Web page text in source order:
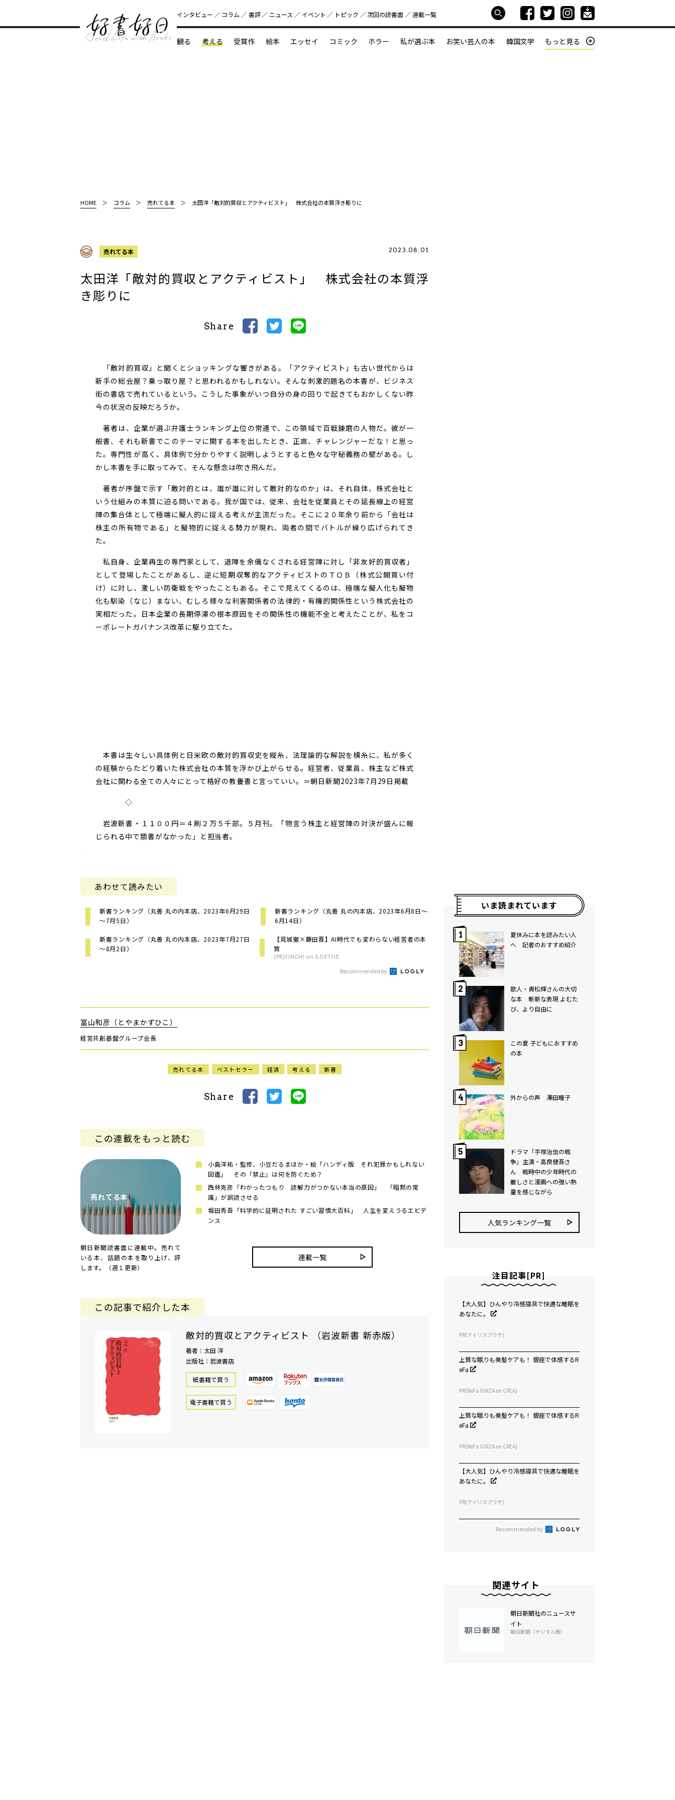
好書好日
インタビュー コラム 書評 ニュース イベント トピック 次回の読書⾯ 連載一覧
観る 考える 受賞作 絵本 エッセイ コミック ホラー 私が選ぶ本 お笑い芸人の本 韓国文学 もっと見る
HOME コラム 売れてる本 太田洋「敵対的買収とアクティビスト」 株式会社の本質浮き彫りに
売れてる本 2023.08.01
太田洋「敵対的買収とアクティビスト」 株式会社の本質浮
き彫りに
Share
「敵対的買収」と聞くとショッキングな響きがある。「アクティビスト」も古い世代からは
新手の総会屋？乗っ取り屋？と思われるかもしれない。そんな刺激的題名の本書が、ビジネス
街の書店で売れているという。こうした事象がいつ自分の身の回りで起きてもおかしくない昨
今の状況の反映だろうか。
著者は、企業が選ぶ弁護士ランキング上位の常連で、この領域で百戦錬磨の人物だ。彼が一
般書、それも新書でこのテーマに関する本を出したとき、正直、チャレンジャーだな！と思っ
た。専門性が高く、具体例で分かりやすく説明しようとすると色々な守秘義務の壁がある。し
かし本書を手に取ってみて、そんな懸念は吹き飛んだ。
著者が序盤で示す「敵対的とは、誰が誰に対して敵対的なのか」は、それ自体、株式会社と
いう仕組みの本質に迫る問いである。我が国では、従来、会社を従業員とその延長線上の経営
陣の集合体として極端に擬人的に捉える考えが主流だった。そこに２０年余り前から「会社は
株主の所有物である」と擬物的に捉える勢力が現れ、両者の間でバトルが繰り広げられてき
た。
私自身、企業再生の専門家として、退陣を余儀なくされる経営陣に対し「非友好的買収者」
として登場したことがあるし、逆に短期収奪的なアクティビストのＴＯＢ（株式公開買い付
け）に対し、激しい防衛戦をやったこともある。そこで見えてくるのは、極端な擬人化も擬物
化も馴染（なじ）まない、むしろ様々な利害関係者の法律的・有機的関係性という株式会社の
実相だった。日本企業の長期停滞の根本原因をその関係性の機能不全と考えたことが、私をコ
ーポレートガバナンス改革に駆り立てた。
本書は生々しい具体例と日米欧の敵対的買収史を縦糸、法理論的な解説を横糸に、私が多く
の経験からたどり着いた株式会社の本質を浮かび上がらせる。経営者、従業員、株主など株式
会社に関わる全ての人々にとって格好の教養書と言っていい。＝朝日新聞2023年7月29日掲載
◇
岩波新書・１１００円＝４刷２万５千部。５月刊。「物言う株主と経営陣の対決が盛んに報
じられる中で類書がなかった」と担当者。
あわせて読みたい
新書ランキング（丸善 丸の内本店、2023年6月29日
～7月5日）
新書ランキング（丸善 丸の内本店、2023年6月8日～
6月14日）
新書ランキング（丸善 丸の内本店、2023年7月27日
～8月2日）
【見城徹×藤田晋】AI時代でも変わらない経営者の本
質
(PR)FINCHI on GOETHE
Recommended by
冨山和彦（とやまかずひこ）
経営共創基盤グループ会長
売れてる本 ベストセラー 経済 考える 新書
Share
この連載をもっと読む
売れてる本
朝日新聞読書面に連載中。売れて
いる本、話題の本を取り上げ、評
します。（週１更新）
小島洋祐・監修、小豆だるまほか・絵「ハンディ版 それ犯罪かもしれない
図鑑」 その「禁止」は何を防ぐため？
西林克彦「わかったつもり 読解力がつかない本当の原因」 「暗黙の常
識」が誤読させる
堀田秀吾「科学的に証明された すごい習慣大百科」 人生を変えうるエビデ
ンス
連載一覧
この記事で紹介した本
敵対的買収とアクティビスト （岩波新書 新赤版）
著者：太田 洋
出版社：岩波書店
紙書籍で買う
電⼦書籍で買う
いま読まれています
夏休みに本を読みたい人
へ 記者のおすすめ紹介
歌人・青松輝さんの大切
な本 斬新な表現 よむた
び、より自由に
この夏 子どもにおすすめ
の本
外からの声 澤田瞳子
ドラマ「手塚治虫の戦
争」主演・高良健吾さ
ん 戦時中の少年時代の
厳しさと漫画への強い熱
量を感じながら
人気ランキング⼀覧
注目記事[PR]
【大人気】ひんやり冷感寝具で快適な睡眠を
あなたに。
PR(アイリスプラザ)
上質な眠りも美髪ケアも！ 銀座で体感するR
eFa
PR(ReFa GINZA on CREA)
上質な眠りも美髪ケアも！ 銀座で体感するR
eFa
PR(ReFa GINZA on CREA)
【大人気】ひんやり冷感寝具で快適な睡眠を
あなたに。
PR(アイリスプラザ)
Recommended by
関連サイト
朝日新聞社のニュースサ
イト
朝日新聞（デジタル版）